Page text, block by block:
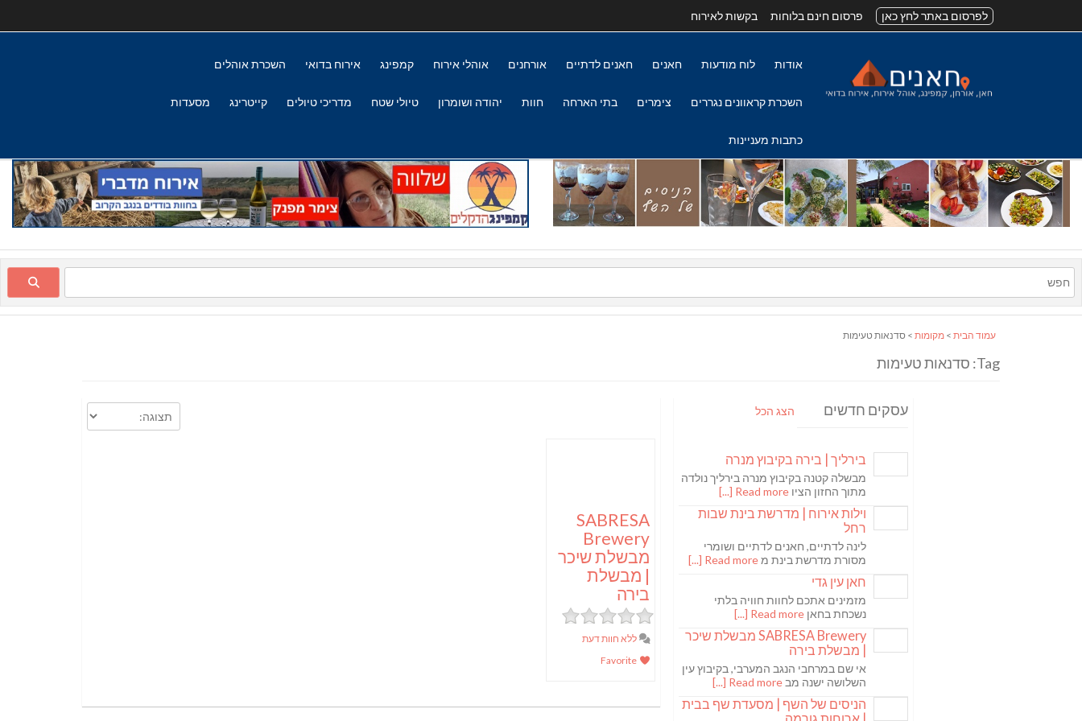
לפרסום באתר לחץ כאן פרסום חינם בלוחות בקשות לאירוח
אודות לוח מודעות חאנים חאנים לדתיים אורחנים אוהלי אירוח קמפינג אירוח בדואי השכרת אוהלים
השכרת קראוונים נגררים צימרים בתי הארחה חוות יהודה ושומרון טיולי שטח מדריכי טיולים קייטרינג מסעדות
כתבות מעניינות
עמוד הבית > מקומות > סדנאות טעימות
Tag: סדנאות טעימות
SABRESA
Brewery
מבשלת שיכר
| מבשלת
בירה
ללא חוות דעת
עסקים חדשים הצג הכל
בירליך | בירה בקיבוץ מנרה
מבשלה קטנה בקיבוץ מנרה בירליך נולדה
מתוך החזון הציו Read more [...]
וילות אירוח | מדרשת בינת שבות
רחל
לינה לדתיים, חאנים לדתיים ושומרי
מסורת מדרשת בינת מRead more [...]
חאן עין גדי
מזמינים אתכם לחוות חוויה בלתי
נשכחת בחאן Read more [...]
SABRESA Brewery מבשלת שיכר
| מבשלת בירה
אי שם במרחבי הנגב המערבי, בקיבוץ עין
השלושה ישנה מב Read more [...]
הניסים של השף | מסעדת שף בבית